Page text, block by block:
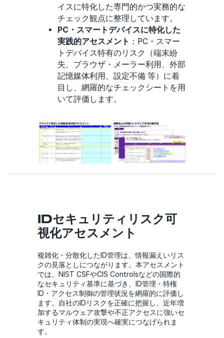
イスに特化した専門的かつ実務的な
チェック観点に整理しています。
PC・スマートデバイスに特化した
実践的アセスメント ：PC・スマー
トデバイス特有のリスク（端末紛
失、ブラウザ・メーラー利用、外部
記憶媒体利用、設定不備 等）に着
目し、網羅的なチェックシートを用
いて評価します。
IDセキュリティリスク可
視化アセスメント
複雑化・分散化したID管理は、情報漏えいリス
クの見落としにつながります。本アセスメント
では、NIST CSFやCIS Controlsなどの国際的
なセキュリティ基準に基づき、ID管理・特権
ID・アクセス制御の管理状況を網羅的に評価し
ます。自社のIDリスクを正確に把握し、近年増
加するマルウェア攻撃や不正アクセスに強いセ
キュリティ体制の実現へ確実につなげられま
す。